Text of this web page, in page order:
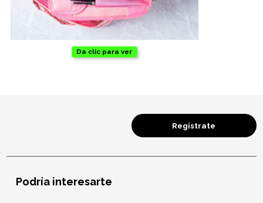
Da clic para ver
Registrate
Podría interesarte